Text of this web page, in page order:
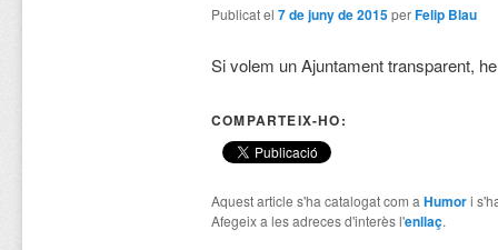
Publicat el 7 de juny de 2015perFelip Blau
Si volem un Ajuntament transparent,
COMPARTEIX-HO:
Aquest article s'ha catalogat com a Humori
Afegeix a les adreces d'interès l'enllaç.